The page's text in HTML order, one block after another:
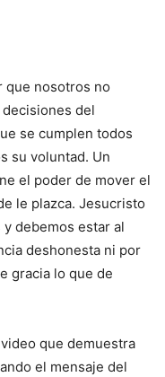
que nosotros no
del
se cumplen todos
su voluntad. Un
el poder de mover el
le plazca. Jesucristo
debemos estar al
deshonesta ni por
gracia lo que de
que demuestra
el mensaje del